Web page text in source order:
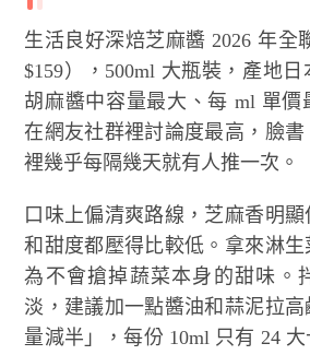
生活良好深焙芝麻醬 2026 年全
$159），500ml 大瓶裝，產地
胡麻醬中容量最大、每 ml 單價
在網友社群裡討論度最高，臉書
裡幾乎每隔幾天就有人推一次。
口味上偏清爽路線，芝麻香明
和甜度都壓得比較低。拿來淋生
為不會搶掉蔬菜本身的甜味。
淡，建議加一點醬油和蒜泥拉
量減半」，每份 10ml 只有 24